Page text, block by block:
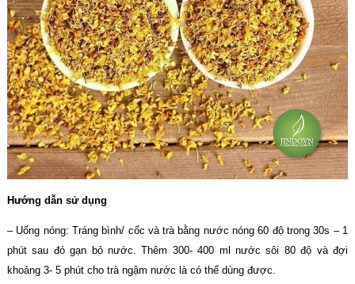
Hướng dẫn sử dụng
– Uống nóng: Tráng bình/ cốc và trà bằng nước nóng 60 độ trong 30s – 1
phút sau đó gạn bỏ nước. Thêm 300- 400 ml nước sôi 80 độ và đợi
khoảng 3- 5 phút cho trà ngậm nước là có thể dùng được.